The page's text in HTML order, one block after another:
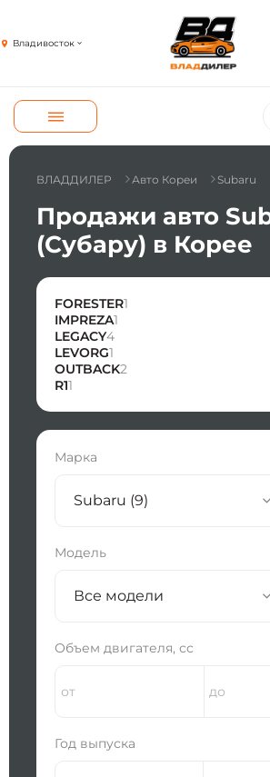
Владивосток
ВЛАДДИЛЕР Авто Кореи Subaru
Продажи авто
(Субару) в Корее
FORESTER1
IMPREZA1
LEGACY4
LEVORG1
OUTBACK2
R11
Марка
Subaru (9)
Модель
Все модели
Объем двигателя, сс
Год выпуска